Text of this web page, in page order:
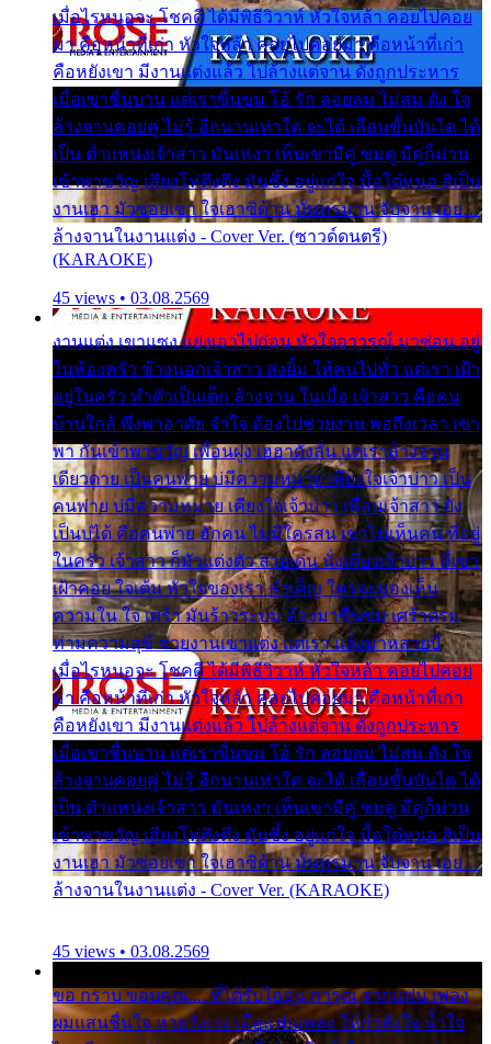
เมื่อไรหนอจะ โชคดี ได้มีพิธีวิวาห์ หัวใจหล้า คอยไปคอย
มา คือหน้าที่เก่า หัวใจหล้า คอยไปคอยมา คือหน้าที่เก่า
คือหยังเขา มีงานแต่งแล้ว ไปล้างแต่จาน ดั่งถูกประหาร
เมื่อเขาชื่นบาน แต่เราขื่นขม โอ้ รัก ลอยลม ไม่สม ดัง ใจ
ล้างจานคอยคู่ ไม่รู้ อีกนานเท่าใด จะได้ เลื่อนขั้นบันได ได้
เป็น ตำแหน่งเจ้าสาว มันเหงา เห็นเขามีคู่ ซมดู มีคู่ก็ม่วน
เข้าพาขวัญ เสียงโห่ตึงตึง มันซึ้ง อยู่แก่ใจ มื้อใด๋หนอ สิเป็น
งานเฮา มัวซอยเขา ใจเฮาซิด้าน มันทรมาน จับจาน เอย…
ล้างจานในงานแต่ง - Cover Ver. (ซาวด์ดนตรี)
(KARAOKE)
45 views • 03.08.2569
งานแต่ง เขาแซง แย่งเอาไปก่อน หัวใจอาวรณ์ มาซ่อน อยู่
ในห้องครัว ข้างนอกเจ้าสาว ส่งยิ้ม ให้คนไปทั่ว แต่เรา เฝ้า
อยู่ในครัว ทำตัวเป็นเด็ก ล้างจาน ในเมื่อ เจ้าสาว คือคน
บ้านใกล้ พึ่งพาอาศัย จำใจ ต้องไปช่วยงาน พอถึงเวลา เขา
พา กันเข้าพาขวัญ เพื่อนฝูง เฮฮาดังลั่น แต่เราล้างจาน
เดียวดาย เป็นคนพ่าย บ่มีความหมาย เคียงใจเจ้าบ่าว เป็น
คนพ่าย บ่มีความหมาย เคียงใจเจ้าบ่าว เพื่อนเจ้าสาว ยัง
เป็นบ่ได้ คือคนพ่าย ฮักคน ไม่มีใครสน เขาไม่เห็นคน ที่อยู่
ในครัว เจ้าสาว ก็มัวแต่งตัว สวยเด่น นั่งเคียงเจ้าบ่าว ที่เขา
เฝ้าคอย ใจเต้น หัวใจของเรา ลำเค็ญ ใครจะมองเห็น
ความใน ใจ เศร้า มันร้าวระบม ต้องมาขื่นขม เศร้าตรม
ท่ามความสุขี ช่วยงานเขาแต่ง แต่เรา แล้งมาหลายปี
เมื่อไรหนอจะ โชคดี ได้มีพิธีวิวาห์ หัวใจหล้า คอยไปคอย
มา คือหน้าที่เก่า หัวใจหล้า คอยไปคอยมา คือหน้าที่เก่า
คือหยังเขา มีงานแต่งแล้ว ไปล้างแต่จาน ดั่งถูกประหาร
เมื่อเขาชื่นบาน แต่เราขื่นขม โอ้ รัก ลอยลม ไม่สม ดัง ใจ
ล้างจานคอยคู่ ไม่รู้ อีกนานเท่าใด จะได้ เลื่อนขั้นบันได ได้
เป็น ตำแหน่งเจ้าสาว มันเหงา เห็นเขามีคู่ ซมดู มีคู่ก็ม่วน
เข้าพาขวัญ เสียงโห่ตึงตึง มันซึ้ง อยู่แก่ใจ มื้อใด๋หนอ สิเป็น
งานเฮา มัวซอยเขา ใจเฮาซิด้าน มันทรมาน จับจาน เอย…
ล้างจานในงานแต่ง - Cover Ver. (KARAOKE)
45 views • 03.08.2569
ขอ กราบ ขอบคุณ.... ที่ได้รับไออุ่น การุณ จากแฟน เพลง
ผมแสนชื่นใจ หายวังเวง เมื่อแฟนเพลง ให้กำลังใจ น้ำใจ